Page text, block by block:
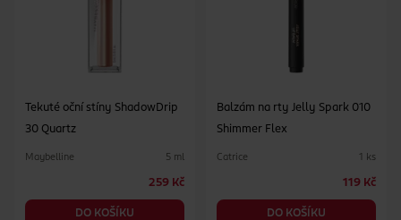
Tekuté oční stíny ShadowDrip
30 Quartz
Maybelline 5 ml
259 Kč
DO KOŠÍKU
Balzám na rty Jelly Spark 010
Shimmer Flex
Catrice 1 ks
119 Kč
DO KOŠÍKU